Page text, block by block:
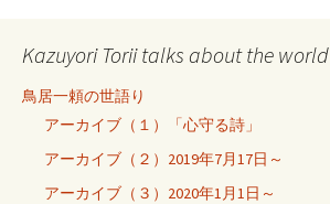
Kazuyori Torii talks about the world
鳥居一頼の世語り
アーカイブ（１）「心守る詩」
アーカイブ（２）2019年7月17日～
アーカイブ（３）2020年1月1日～